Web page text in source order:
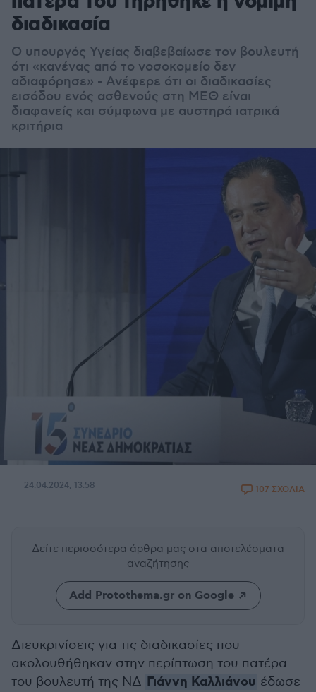
διαδικασία
Ο υπουργός Υγείας διαβεβαίωσε τον βουλευτή
ότι «κανένας από το νοσοκομείο δεν
αδιαφόρησε» - Ανέφερε ότι οι διαδικασίες
εισόδου ενός ασθενούς στη ΜΕΘ είναι
διαφανείς και σύμφωνα με αυστηρά ιατρικά
κριτήρια
24.04.2024, 13:58 107 ΣΧΟΛΙΑ
Δείτε περισσότερα άρθρα μας στα αποτελέσματα
αναζήτησης
Add Protothema.gr on Google
Διευκρινίσεις για τις διαδικασίες που
ακολουθήθηκαν στην περίπτωση του πατέρα
του βουλευτή της ΝΔ Γιάννη Καλλιάνου έδωσε